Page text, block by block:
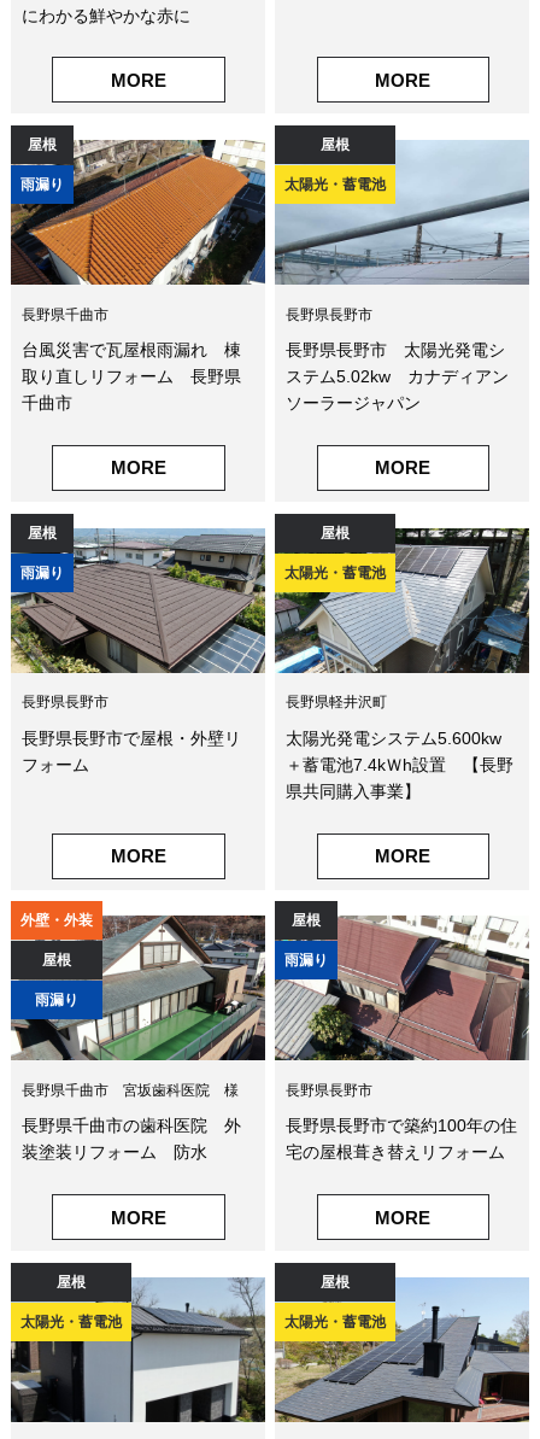
にわかる鮮やかな赤に
MORE MORE
屋根
雨漏り
長野県千曲市
台風災害で瓦屋根雨漏れ 棟
取り直しリフォーム 長野県
千曲市
MORE
屋根
太陽光・蓄電池
長野県長野市
長野県長野市 太陽光発電シ
ステム5.02kw カナディアン
ソーラージャパン
MORE
屋根
雨漏り
長野県長野市
長野県長野市で屋根・外壁リ
フォーム
MORE
屋根
太陽光・蓄電池
長野県軽井沢町
太陽光発電システム5.600kw
＋蓄電池7.4kＷh設置 【長野
県共同購入事業】
MORE
外壁・外装
屋根
雨漏り
長野県千曲市 宮坂歯科医院 様
長野県千曲市の歯科医院 外
装塗装リフォーム 防水
MORE
屋根
雨漏り
長野県長野市
長野県長野市で築約100年の住
宅の屋根葺き替えリフォーム
MORE
屋根
太陽光・蓄電池
屋根
太陽光・蓄電池